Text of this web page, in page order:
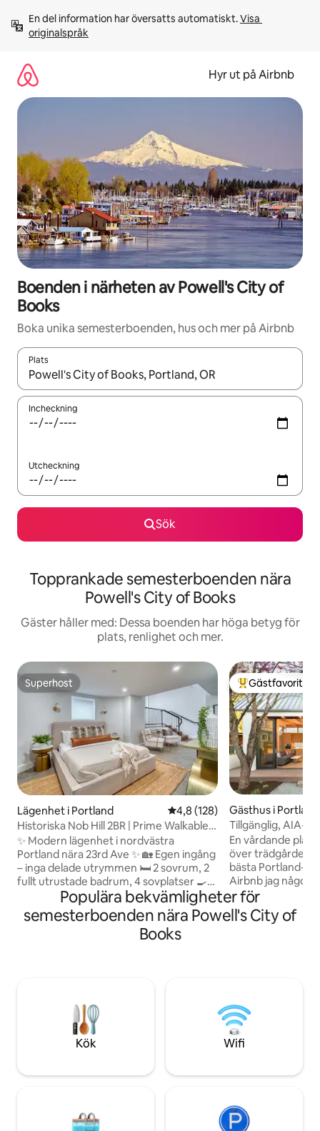
innehåll
En del information har översatts automatiskt. Visa
originalspråk
Hyr ut på Airbnb
Boenden i närheten av Powell's City of
Books
Boka unika semesterboenden, hus och mer på Airbnb
Plats
När resultaten är tillgängliga kan du navigera med upp- och
Incheckning
Utcheckning
Sök
Topprankade semesterboenden nära
Powell's City of Books
Gäster håller med: Dessa boenden har höga betyg för
plats, renlighet och mer.
Superhost
Superhost
Lägenhet i Portland 4,8 av 5 i genomsnittligt
4,8 (128)
Historiska Nob Hill 2BR | Prime Walkable
Spot
✨ Modern lägenhet i nordvästra
Portland nära 23rd Ave ✨ 🏡 Egen ingång
– inga delade utrymmen 🛏️ 2 sovrum, 2
fullt utrustade badrum, 4 sovplatser 🍳
Kök med spis/ugn, kaffe och
grundläggande köksredskap (ingen
mikrovågsugn) 🛋️ Kabel-TV, snabbt WiFi
och arbetsyta för bärbar dator 🌿 Egen
tillgänglig på förhandsbegäran (förvaras
inte på plats) 🍽️ Promenera till butiker,
restauranger och kaféer på NW 23rd.
Gratis gatuparkering finns tillgänglig.
Populär
Gästfavorit
Gästhus i Portland
Tillgänglig, AIA-
Garden Oasis
En vårdande
över trädgården
bästa Portland-maten.
Airbnb jag
gästkommentar. - American Institute of
Architects Award
Wilson -
information -
välkomna; inga
Populära bekvämligheter för
semesterboenden nära Powell's City of
Books
Kök Wifi